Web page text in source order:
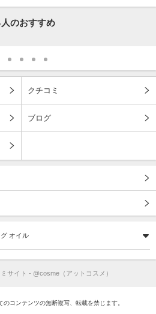
のおすすめ
クチコミ
ブログ
オイル
サイト - @cosme（アットコスメ）
コンテンツの無断複写、転載を禁じます。